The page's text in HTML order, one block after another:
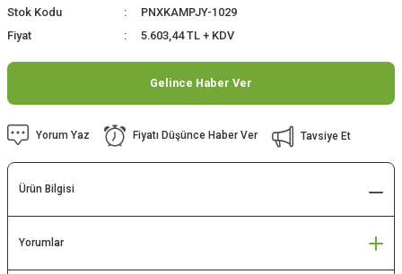
Stok Kodu
PNXKAMPJY-1029
Fiyat
5.603,44 TL + KDV
Gelince Haber Ver
Yorum Yaz Fiyatı Düşünce Haber Ver Tavsiye Et
Ürün Bilgisi
Yorumlar